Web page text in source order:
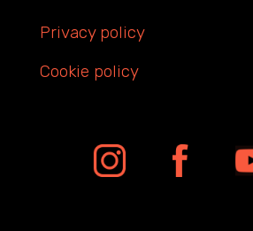
Privacy policy
Cookie policy